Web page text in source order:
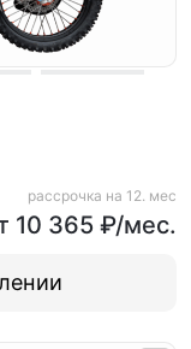
рассрочка на 12. мес
10 365 ₽/мес.